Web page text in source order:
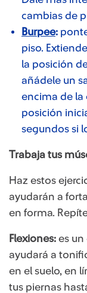
cambias de
Burpee​:
piso.
la posición
añádele un
encima de la
posición
segundos si
Trabaja tus
Haz estos
ayudarán a
en forma.
Flexiones: es un
ayudará a
en el suelo, en
tus piernas